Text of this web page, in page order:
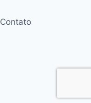
Contato